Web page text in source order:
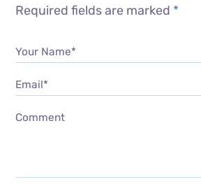
Required fields are marked *
Your Name*
Email*
Comment